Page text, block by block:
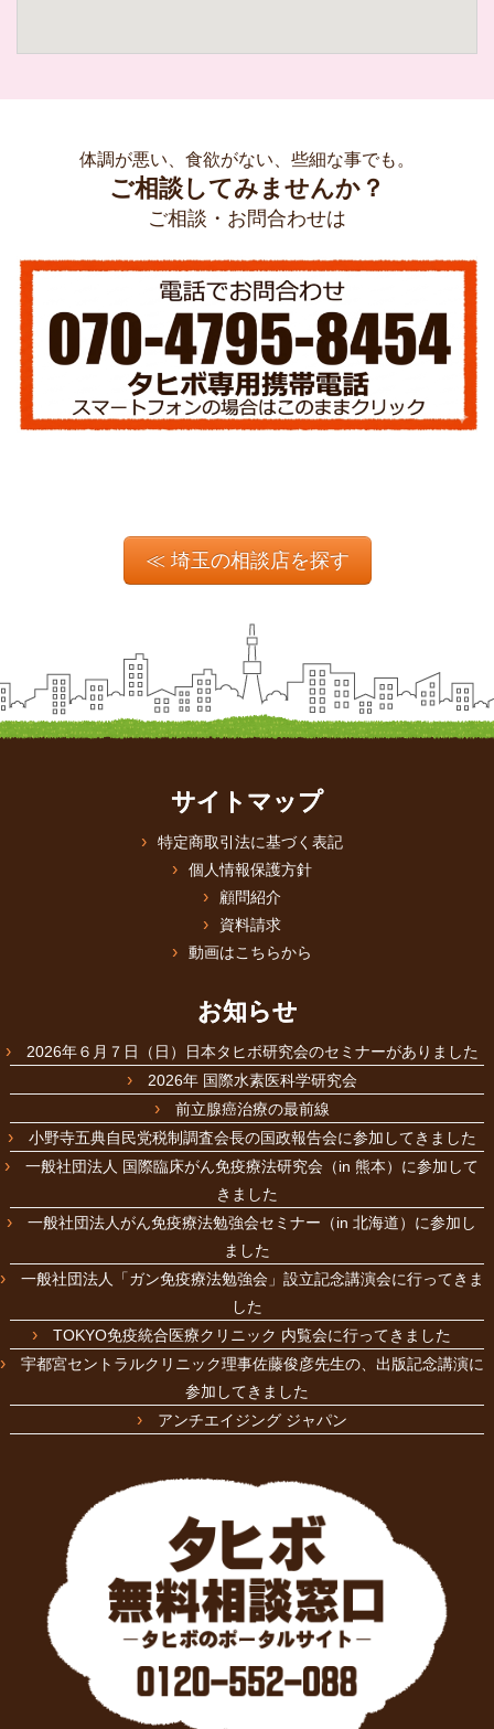
体調が悪い、食欲がない、些細な事でも。
ご相談してみませんか？
ご相談・お問合わせは
≪ 埼玉の相談店を探す
サイトマップ
特定商取引法に基づく表記
個人情報保護方針
顧問紹介
資料請求
動画はこちらから
お知らせ
2026年６月７日（日）日本タヒボ研究会のセミナーがありました
2026年 国際水素医科学研究会
前立腺癌治療の最前線
小野寺五典自民党税制調査会長の国政報告会に参加してきました
一般社団法人 国際臨床がん免疫療法研究会（in 熊本）に参加して
きました
一般社団法人がん免疫療法勉強会セミナー（in 北海道）に参加し
ました
一般社団法人「ガン免疫療法勉強会」設立記念講演会に行ってきま
した
TOKYO免疫統合医療クリニック 内覧会に行ってきました
宇都宮セントラルクリニック理事佐藤俊彦先生の、出版記念講演に
参加してきました
アンチエイジング ジャパン